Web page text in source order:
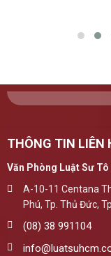
THÔNG TIN LIÊN
Văn Phòng Luật Sư
A-10-11 Centana
Phú, Tp. Thủ Đức,
(08) 38 991104